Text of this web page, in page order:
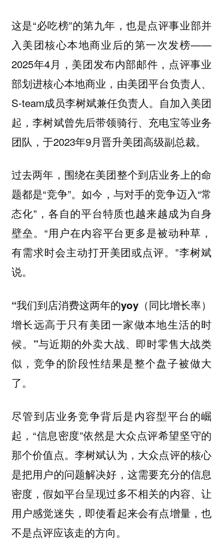
这是“必吃榜”的第九年，也是点评事业部并
入美团核心本地商业后的第一次发榜——
2025年4月，美团发布内部邮件，点评事业
部划进核心本地商业，由美团平台负责人、
S-team成员李树斌兼任负责人。自加入美团
起，李树斌曾先后带领骑行、充电宝等业务
团队，于2023年9月晋升美团高级副总裁。
过去两年，围绕在美团整个到店业务上的命
题都是“竞争”。如今，与对手的竞争迈入“常
态化”，各自的平台特质也越来越成为自身
壁垒。“用户在内容平台更多是被动种草，
有需求时会主动打开美团或点评。”李树斌
说。
“我们到店消费这两年的yoy（同比增长率）
增长远高于只有美团一家做本地生活的时
候。”与近期的外卖大战、即时零售大战类
似，竞争的阶段性结果是整个盘子被做大
了。
尽管到店业务竞争背后是内容型平台的崛
起，“信息密度”依然是大众点评希望坚守的
那个价值点。李树斌认为， 大众点评的核心
是把用户的问题解决好，这需要充分的信息
密度，假如平台呈现过多不相关的内容、让
用户感觉迷失，即使看起来会有点增量，也
不是点评应该走的方向。